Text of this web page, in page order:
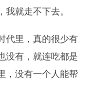
就走不下去。
代里，真的很少有
没有，就连吃都是
，没有一个人能帮